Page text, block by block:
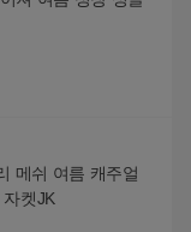
메쉬 여름 캐주얼
켓JK